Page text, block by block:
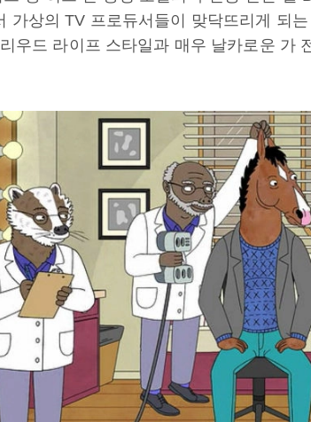
가상의 TV 프로듀서들이 맞닥뜨리게 되
우드 라이프 스타일과 매우 날카로운 가